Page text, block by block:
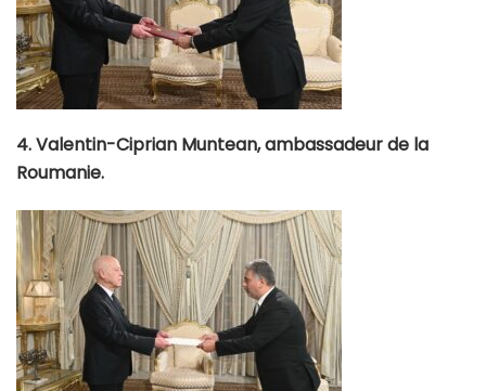
4. Valentin-Ciprian Muntean, ambassadeur de la
Roumanie.